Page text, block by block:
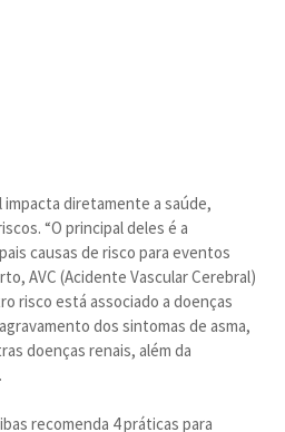
impacta diretamente a saúde,
“O principal deles é a
causas de risco para eventos
AVC (Acidente Vascular Cerebral)
risco está associado a doenças
dos sintomas de asma,
doenças renais, além da
recomenda 4 práticas para